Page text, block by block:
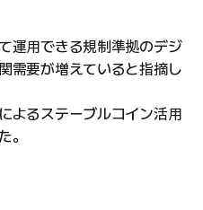
運用できる規制準拠のデジ
需要が増えていると指摘し
よるステーブルコイン活用
。